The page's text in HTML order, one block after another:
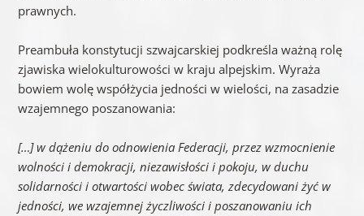
prawnych.
Preambuła konstytucji szwajcarskiej podkreśla ważną rolę
zjawiska wielokulturowości w kraju alpejskim. Wyraża
bowiem wolę współżycia jedności w wielości, na zasadzie
wzajemnego poszanowania:
[…] w dążeniu do odnowienia Federacji, przez wzmocnienie
wolności i demokracji, niezawisłości i pokoju, w duchu
solidarności i otwartości wobec świata, zdecydowani żyć w
jedności, we wzajemnej życzliwości i poszanowaniu ich